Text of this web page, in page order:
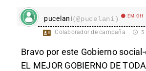
pucelani(@pucelani) EM Off
Colaborador de campaña 5
Bravo por este Gobierno
EL MEJOR GOBIERNO DE